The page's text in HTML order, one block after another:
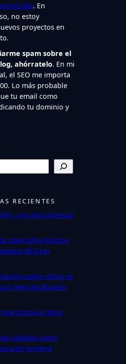
. En
no estoy
proyectos en
spam sobre el
ahórratelo. En mi
el SEO me importa
Lo más probable
tu email como
tu dominio y
RECIENTES
y no otra licencia?
clave GPG (edición
GPG key
sobre cómo se
un feed de Bluesky
me tumba el blog
rápidas sobre
en primera